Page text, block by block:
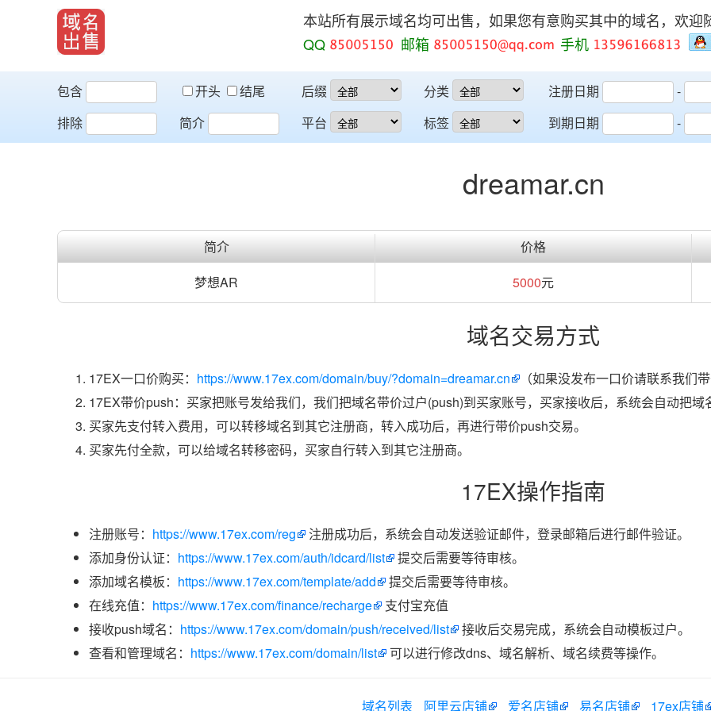
本站所有展示域名均可出售，如果您有意购买其中的域名，欢迎
QQ
邮箱 手机
包含 开头
结尾
排除
简介
后缀
平台
分类
标签
注册日期
-
到期日期
-
dreamar.cn
简介 价格
梦想AR
5000元
域名交易方式
17EX一口价购买： https://www.17ex.com/domain/buy/?domain=dreamar.cn
（如果没发布一口价请联系我们带
17EX带价push：买家把账号发给我们，我们把域名带价过户(push)到买家账号，买家接收后，系统会自动把域
买家先支付转入费用，可以转移域名到其它注册商，转入成功后，再进行带价push交易。
买家先付全款，可以给域名转移密码，买家自行转入到其它注册商。
17EX操作指南
注册账号： https://www.17ex.com/reg
注册成功后，系统会自动发送验证邮件，登录邮箱后进行邮件验证。
添加身份认证： https://www.17ex.com/auth/idcard/list
提交后需要等待审核。
添加域名模板： https://www.17ex.com/template/add
提交后需要等待审核。
在线充值： https://www.17ex.com/finance/recharge
支付宝充值
接收push域名： https://www.17ex.com/domain/push/received/list
接收后交易完成，系统会自动模板过户。
查看和管理域名： https://www.17ex.com/domain/list 可以进行修改dns、域名解析、域名续费等操作。
域名列表 阿里云店铺 爱名店铺 易名店铺 17ex店铺